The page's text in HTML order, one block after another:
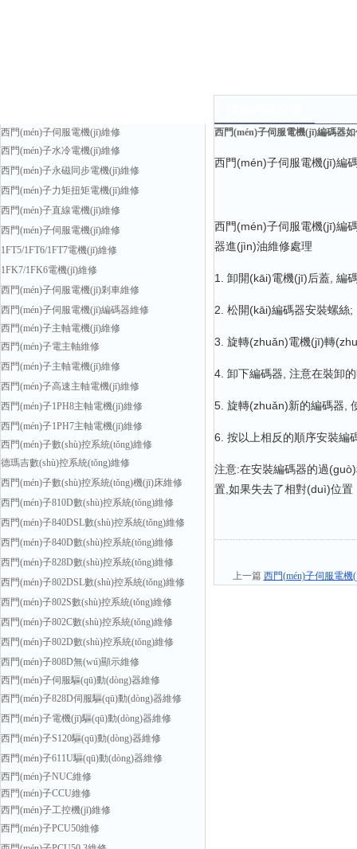
西門(mén)子伺服電機(jī)維修
西門(mén)子水冷電機(jī)維修
西門(mén)子永磁同步電機(jī)維修
西門(mén)子力矩扭矩電機(jī)維修
西門(mén)子直線電機(jī)維修
西門(mén)子伺服電機(jī)維修
1FT5/1FT6/1FT7電機(jī)維修
1FK7/1FK6電機(jī)維修
西門(mén)子伺服電機(jī)剎車維修
西門(mén)子伺服電機(jī)編碼器維修
西門(mén)子主軸電機(jī)維修
西門(mén)子電主軸維修
西門(mén)子主軸電機(jī)維修
西門(mén)子高速主軸電機(jī)維修
西門(mén)子1PH8主軸電機(jī)維修
西門(mén)子1PH7主軸電機(jī)維修
西門(mén)子數(shù)控系統(tǒng)維修
德瑪吉數(shù)控系統(tǒng)維修
西門(mén)子數(shù)控系統(tǒng)機(jī)床維修
西門(mén)子810D數(shù)控系統(tǒng)維修
西門(mén)子840DSL數(shù)控系統(tǒng)維修
西門(mén)子840D數(shù)控系統(tǒng)維修
西門(mén)子828D數(shù)控系統(tǒng)維修
西門(mén)子802DSL數(shù)控系統(tǒng)維修
西門(mén)子802S數(shù)控系統(tǒng)維修
西門(mén)子802C數(shù)控系統(tǒng)維修
西門(mén)子802D數(shù)控系統(tǒng)維修
西門(mén)子808D無(wú)顯示維修
西門(mén)子伺服驅(qū)動(dòng)器維修
西門(mén)子828D伺服驅(qū)動(dòng)器維修
西門(mén)子電機(jī)驅(qū)動(dòng)器維修
西門(mén)子S120驅(qū)動(dòng)器維修
西門(mén)子611U驅(qū)動(dòng)器維修
西門(mén)子NUC維修
西門(mén)子CCU維修
西門(mén)子工控機(jī)維修
西門(mén)子PCU50維修
西門(mén)子伺服電機(jī)編碼器
西門(mén)子伺服電機(jī)編
西門(mén)子伺服電機(jī)編
器進(jìn)油維修處理
1. 卸開(kāi)電機(jī)后蓋, 編
2. 松開(kāi)編碼器安裝螺絲;
3. 旋轉(zhuǎn)電機(jī)轉
4. 卸下編碼器, 注意在裝卸
5. 旋轉(zhuǎn)新的編碼器,
6. 按以上相反的順序安裝編
注意:在安裝編碼器的過
置,如果失去了相對(duì)位
上一篇 西門(mén)子伺服電